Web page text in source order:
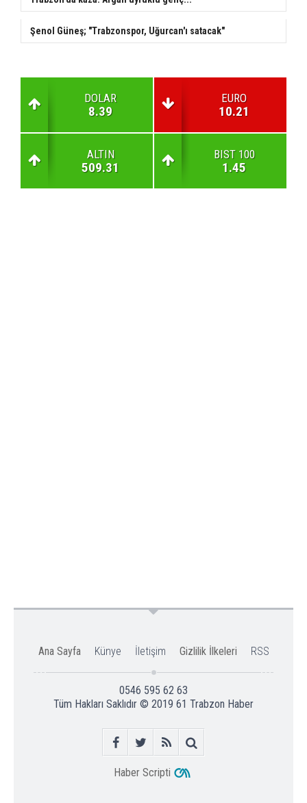
Şenol Güneş; "Trabzonspor, Uğurcan'ı satacak"
DOLAR
8.39
EURO
10.21
ALTIN
509.31
BIST 100
1.45
Ana Sayfa Künye İletişim Gizlilik İlkeleri RSS
0546 595 62 63
Tüm Hakları Saklıdır © 2019 61 Trabzon Haber
Haber Scripti